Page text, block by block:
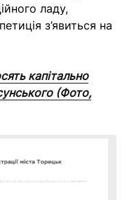
ладу,
з’явиться на
капітально
(Фото,